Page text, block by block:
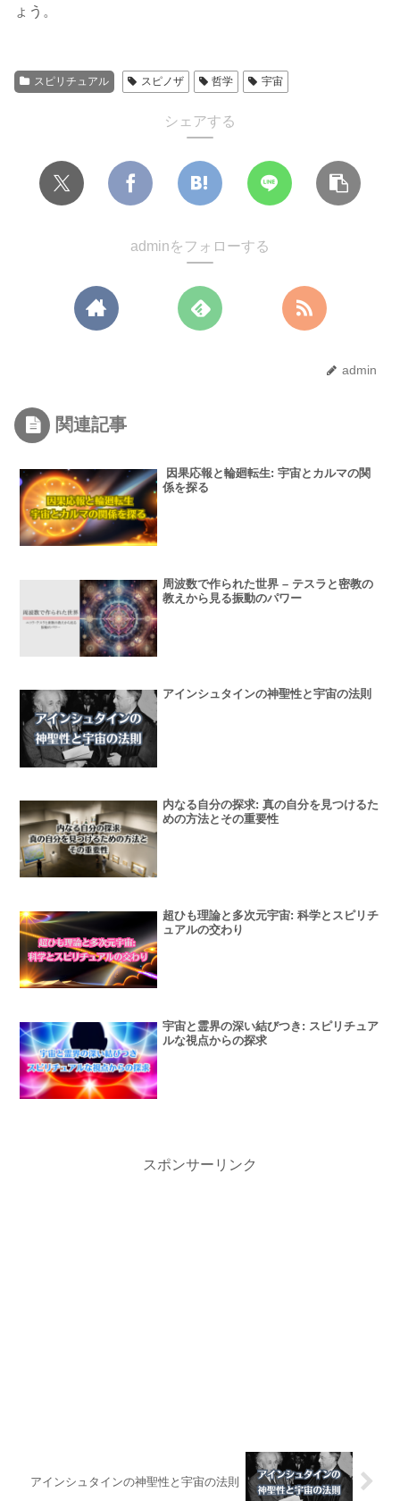
ょう。
スピリチュアル スピノザ 哲学 宇宙
シェアする
adminをフォローする
admin
関連記事
因果応報と輪廻転生: 宇宙とカルマの関
係を探る
周波数で作られた世界 – テスラと密教の
教えから見る振動のパワー
アインシュタインの神聖性と宇宙の法則
内なる自分の探求: 真の自分を見つけるた
めの方法とその重要性
超ひも理論と多次元宇宙: 科学とスピリチ
ュアルの交わり
宇宙と霊界の深い結びつき: スピリチュア
ルな視点からの探求
スポンサーリンク
アインシュタインの神聖性と宇宙の法則